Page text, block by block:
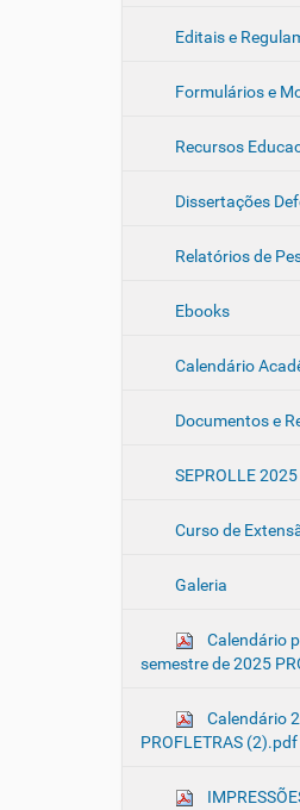
Editais e
Formulários e
Recursos
Dissertações
Relatórios de
Ebooks
Calendário
Documentos e
SEPROLLE 2025
Curso de
Galeria
Calendário
semestre de 2025
Calendário
PROFLETRAS (2).pdf